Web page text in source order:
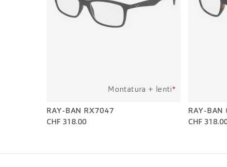
Montatura + lenti*
RAY-BAN RX7047
CHF 318.00
RAY-BAN
CHF